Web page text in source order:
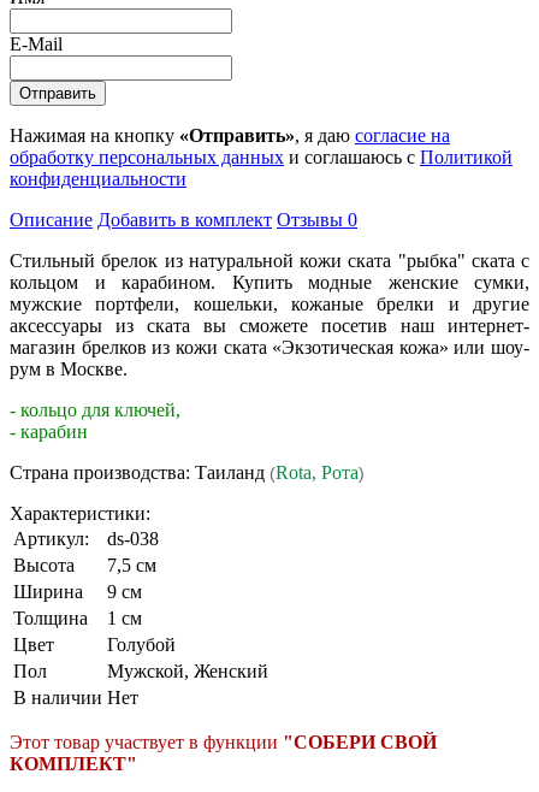
E-Mail
Нажимая на кнопку «Отправить», я даю согласие на
обработку персональных данных и соглашаюсь с Политикой
конфиденциальности
Описание Добавить в комплект Отзывы 0
Стильный брелок из натуральной кожи ската "рыбка" ската с
кольцом и карабином. Купить модные женские сумки,
мужские портфели, кошельки, кожаные брелки и другие
аксессуары из ската вы сможете посетив наш интернет-
магазин брелков из кожи ската «Экзотическая кожа» или шоу-
рум в Москве.
- кольцо для ключей,
- карабин
Страна производства: Таиланд (Rota, Рота)
Характеристики:
Артикул:
ds-038
Высота
7,5 см
Ширина
9 см
Толщина
1 см
Цвет
Голубой
Пол
Мужской, Женский
В наличии Нет
Этот товар участвует в функции "СОБЕРИ СВОЙ
КОМПЛЕКТ"